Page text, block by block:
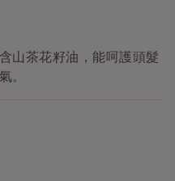
山茶花籽油，能呵護頭髮
。